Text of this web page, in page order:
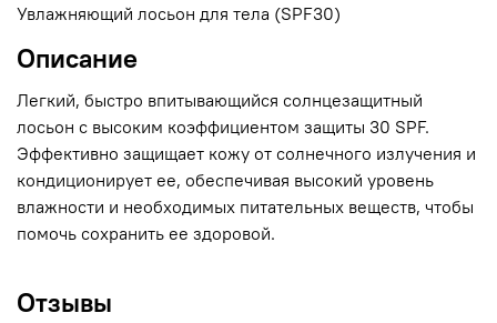
Увлажняющий лосьон для тела (SPF30)
Описание
Легкий, быстро впитывающийся солнцезащитный
лосьон с высоким коэффициентом защиты 30 SPF.
Эффективно защищает кожу от солнечного излучения и
кондиционирует ее, обеспечивая высокий уровень
влажности и необходимых питательных веществ, чтобы
помочь сохранить ее здоровой.
Отзывы